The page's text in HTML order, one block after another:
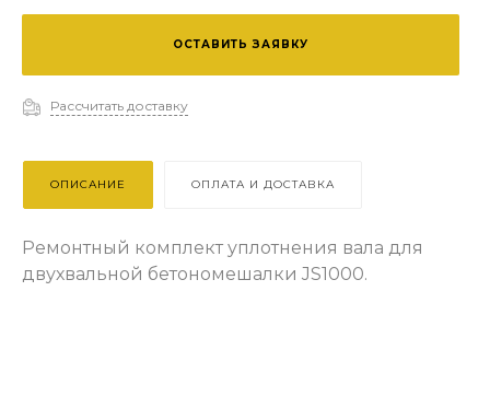
ОСТАВИТЬ ЗАЯВКУ
Рассчитать доставку
ОПИСАНИЕ ОПЛАТА И ДОСТАВКА
Ремонтный комплект уплотнения вала для
двухвальной бетономешалки JS1000.